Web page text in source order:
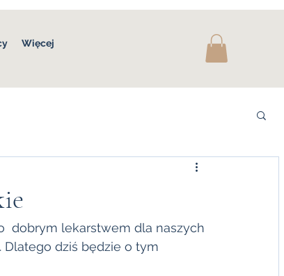
Więcej
dziś będzie o tym